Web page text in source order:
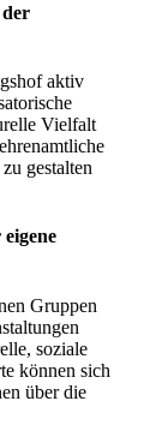
aktiv
Vielfalt
gestalten
Gruppen
soziale
können sich
über die